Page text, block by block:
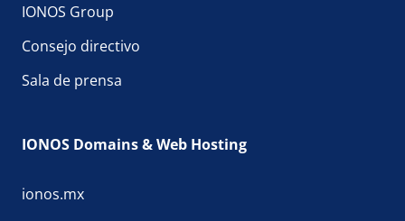
IONOS Group
Consejo directivo
Sala de prensa
IONOS Domains & Web Hosting
ionos.mx